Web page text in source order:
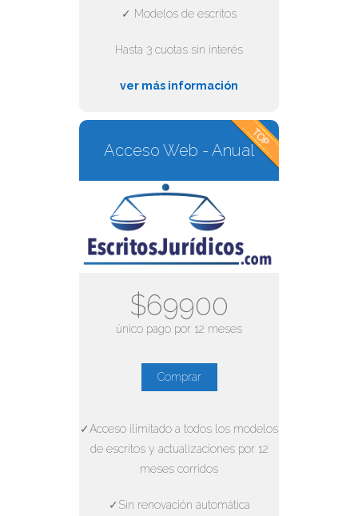
✓ Modelos de escritos
Hasta 3 cuotas sin interés
ver más información
Acceso Web - Anual
$69900
único pago por 12 meses
Comprar
✓Acceso ilimitado a todos los modelos
de escritos y actualizaciones por 12
meses corridos
✓Sin renovación automática